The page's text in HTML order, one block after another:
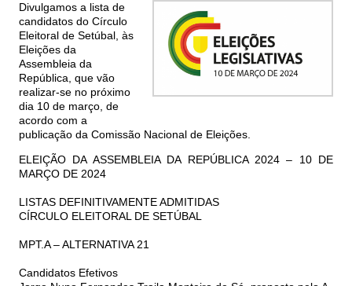
Divulgamos a lista de
candidatos do Círculo
Eleitoral de Setúbal, às
Eleições da
Assembleia da
República, que vão
realizar-se no próximo
dia 10 de março, de
acordo com a
publicação da Comissão Nacional de Eleições.
ELEIÇÃO DA ASSEMBLEIA DA REPÚBLICA 2024 – 10 DE
MARÇO DE 2024
LISTAS DEFINITIVAMENTE ADMITIDAS
CÍRCULO ELEITORAL DE SETÚBAL
MPT.A – ALTERNATIVA 21
Candidatos Efetivos